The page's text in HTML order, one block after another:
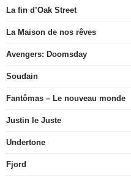
La fin d’Oak Street
La Maison de nos rêves
Avengers: Doomsday
Soudain
Fantômas – Le nouveau monde
Justin le Juste
Undertone
Fjord